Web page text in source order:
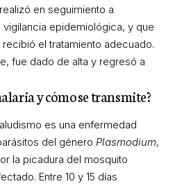
en seguimiento a
epidemiológica, y que
el tratamiento adecuado.
fue dado de alta y regresó a
y cómo se transmite?
es una enfermedad
del género Plasmodium,
la picadura del mosquito
Entre 10 y 15 días